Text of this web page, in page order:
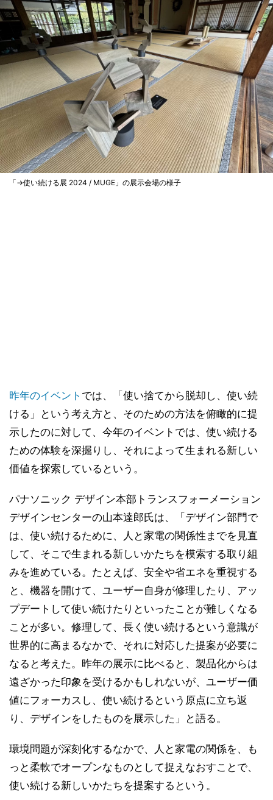
「→使い続ける展 2024 / MUGE」の展示会場の様子
昨年のイベント では、「使い捨てから脱却し、使い続
ける」という考え方と、そのための方法を俯瞰的に提
示したのに対して、今年のイベントでは、使い続ける
ための体験を深掘りし、それによって生まれる新しい
価値を探索しているという。
パナソニック デザイン本部トランスフォーメーション
デザインセンターの山本達郎氏は、「デザイン部門で
は、使い続けるために、人と家電の関係性までを見直
して、そこで生まれる新しいかたちを模索する取り組
みを進めている。たとえば、安全や省エネを重視する
と、機器を開けて、ユーザー自身が修理したり、アッ
プデートして使い続けたりといったことが難しくなる
ことが多い。修理して、長く使い続けるという意識が
世界的に高まるなかで、それに対応した提案が必要に
なると考えた。昨年の展示に比べると、製品化からは
遠ざかった印象を受けるかもしれないが、ユーザー価
値にフォーカスし、使い続けるという原点に立ち返
り、デザインをしたものを展示した」と語る。
環境問題が深刻化するなかで、人と家電の関係を、も
っと柔軟でオープンなものとして捉えなおすことで、
使い続ける新しいかたちを提案するという。